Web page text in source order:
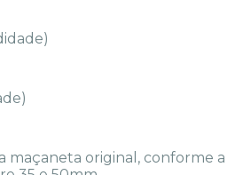
maçaneta original, conforme a